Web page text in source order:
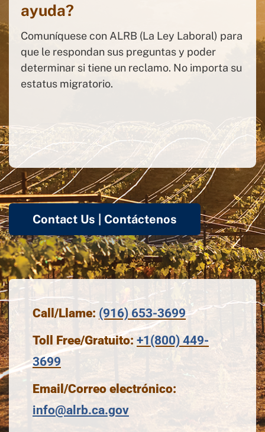
ayuda?
Comuníquese con ALRB (La Ley Laboral) para
que le respondan sus preguntas y poder
determinar si tiene un reclamo. No importa su
estatus migratorio.
Contact Us | Contáctenos
Call/Llame: (916) 653-3699
Toll Free/Gratuito: +1(800) 449-
3699
Email/Correo electrónico:
info@alrb.ca.gov